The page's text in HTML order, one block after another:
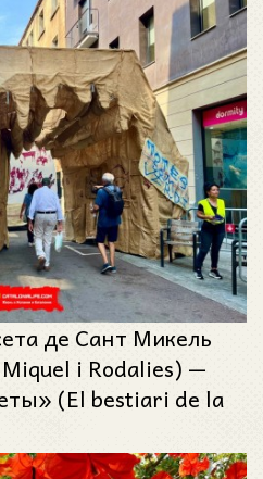
де Сант Микель
i Rodalies) —
(El bestiari de la
Gràcia 2025)